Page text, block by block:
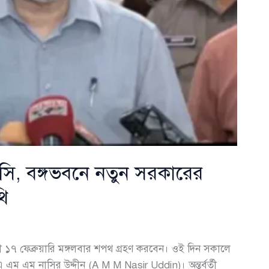
বঙ্গভবনে নতুন সরকারের
১৭ ফেব্রুয়ারি মঙ্গলবার শপথ গ্রহণ করবেন। ওই দিন সকালে
এম এম নাসির উদ্দীন (A M M Nasir Uddin)। অন্তর্বর্তী